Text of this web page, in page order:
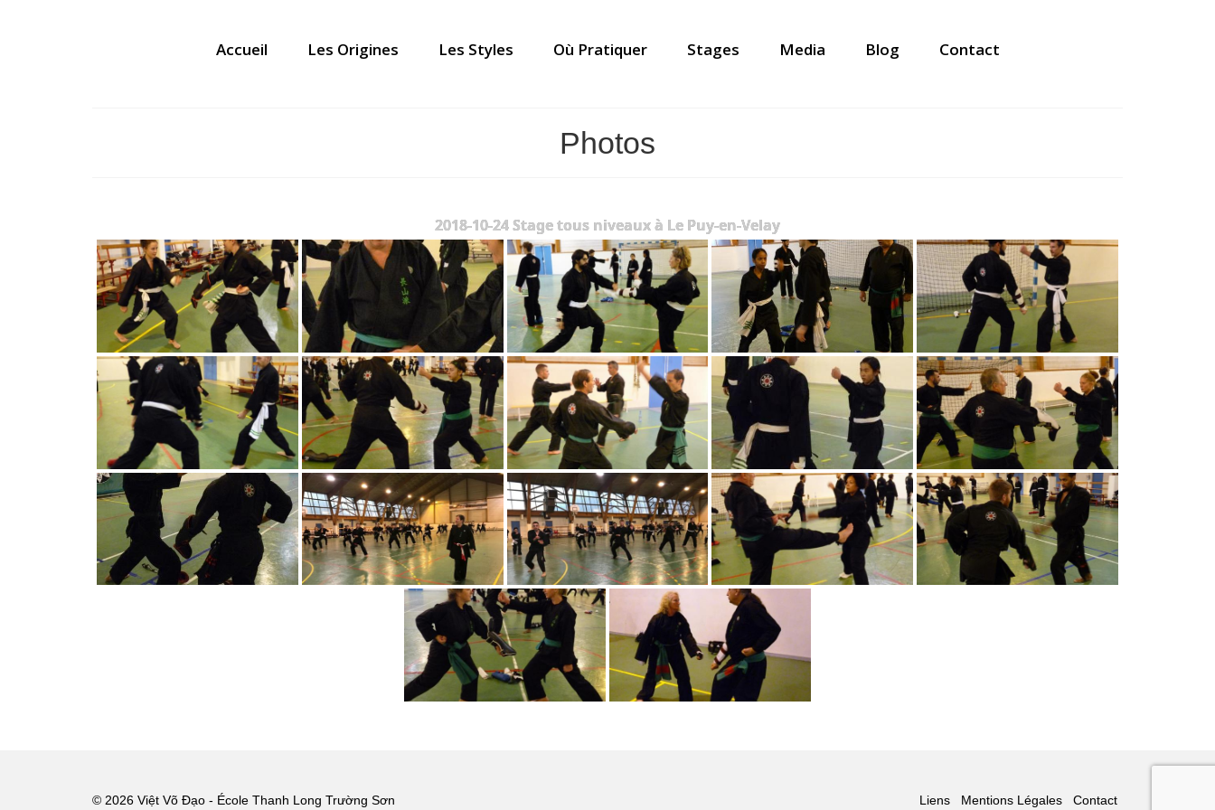
Accueil Les Origines Les Styles Où Pratiquer Stages Media Blog Contact
Photos
2018-10-24 Stage tous niveaux à Le Puy-en-Velay
Liens Mentions Légales Contact
© 2026 Việt Võ Đạo - École Thanh Long Trường Sơn